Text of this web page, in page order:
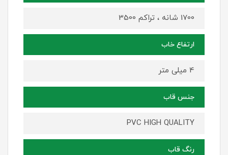
1700 شانه ، تراکم 3500
ارتفاع خاب
4 میلی متر
جنس قاب
PVC HIGH QUALITY
رنگ قاب